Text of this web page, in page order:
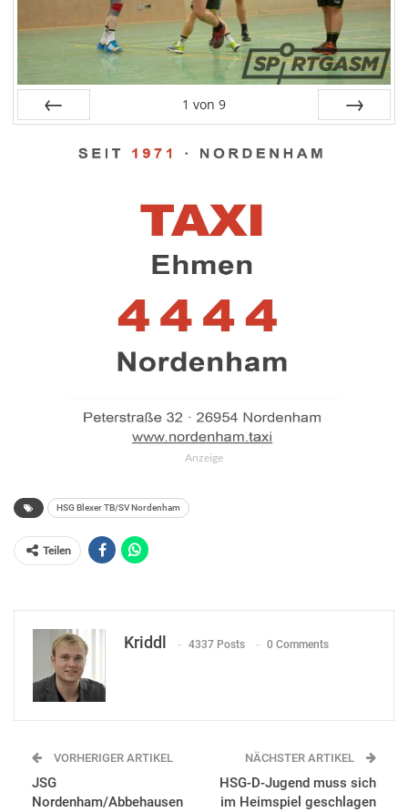
1 von 9
Anzeige
HSG Blexer TB/SV Nordenham
Teilen
Kriddl 4337 Posts 0 Comments
VORHERIGER ARTIKEL
JSG
Nordenham/Abbehausen
NÄCHSTER ARTIKEL
HSG-D-Jugend muss sich
im Heimspiel geschlagen